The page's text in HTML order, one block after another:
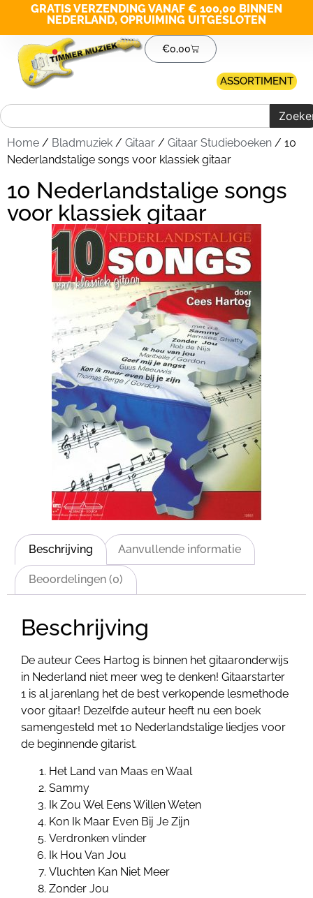
GRATIS VERZENDING VANAF € 100,00 BINNEN
NEDERLAND, OPRUIMING UITGESLOTEN
€0,00
ASSORTIMENT
Home / Bladmuziek / Gitaar / Gitaar Studieboeken / 10
Nederlandstalige songs voor klassiek gitaar
10 Nederlandstalige songs
voor klassiek gitaar
Beschrijving Aanvullende informatie
Beoordelingen (0)
Beschrijving
De auteur Cees Hartog is binnen het gitaaronderwijs
in Nederland niet meer weg te denken! Gitaarstarter
1 is al jarenlang het de best verkopende lesmethode
voor gitaar! Dezelfde auteur heeft nu een boek
samengesteld met 10 Nederlandstalige liedjes voor
de beginnende gitarist.
Het Land van Maas en Waal
Sammy
Ik Zou Wel Eens Willen Weten
Kon Ik Maar Even Bij Je Zijn
Verdronken vlinder
Ik Hou Van Jou
Vluchten Kan Niet Meer
Zonder Jou